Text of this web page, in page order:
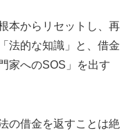
本からリセットし、再
法的な知識」と、借金
家へのSOS」を出す
の借金を返すことは絶